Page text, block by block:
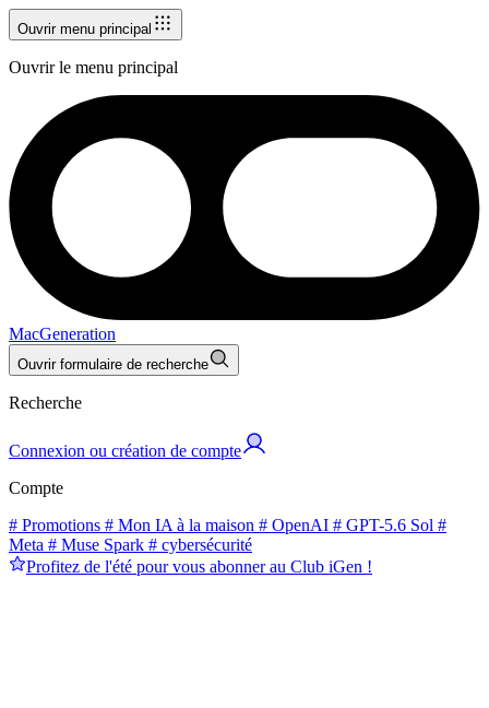
Ouvrir menu principal
Ouvrir le menu principal
MacGeneration
Ouvrir formulaire de recherche
Recherche
Connexion ou création de compte
Compte
# Promotions # Mon IA à la maison # OpenAI # GPT-5.6 Sol #
Meta # Muse Spark # cybersécurité
Profitez de l'été pour vous abonner au Club iGen !